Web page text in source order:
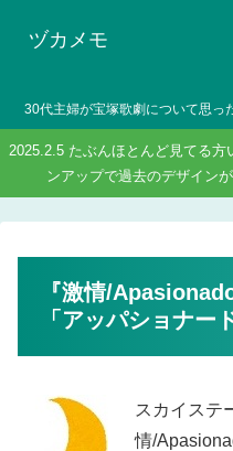
ヅカメモ
30代主婦が宝塚歌劇について思っ
2025.2.5 たぶんほとんど見てる方
ンアップで過去のデザイン
『激情/
「アッパショナー
スカイステ
情/